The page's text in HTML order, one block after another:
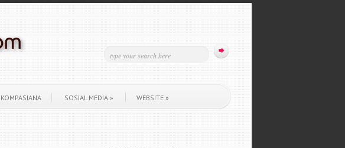
KOMPASIANA SOSIAL MEDIA » WEBSITE »